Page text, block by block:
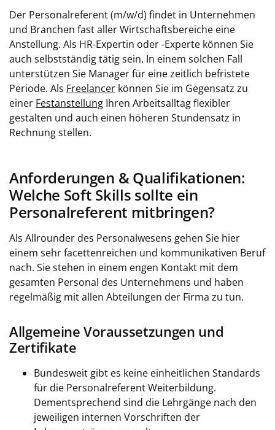
Der Personalreferent (m/w/d) findet in Unternehmen
und Branchen fast aller Wirtschaftsbereiche eine
Anstellung. Als HR-Expertin oder -Experte können Sie
auch selbstständig tätig sein. In einem solchen Fall
unterstützen Sie Manager für eine zeitlich befristete
Periode. Als Freelancer können Sie im Gegensatz zu
einer Festanstellung Ihren Arbeitsalltag flexibler
gestalten und auch einen höheren Stundensatz in
Rechnung stellen.
Anforderungen & Qualifikationen:
Welche Soft Skills sollte ein
Personalreferent mitbringen?
Als Allrounder des Personalwesens gehen Sie hier
einem sehr facettenreichen und kommunikativen Beruf
nach. Sie stehen in einem engen Kontakt mit dem
gesamten Personal des Unternehmens und haben
regelmäßig mit allen Abteilungen der Firma zu tun.
Allgemeine Voraussetzungen und
Zertifikate
Bundesweit gibt es keine einheitlichen Standards
für die Personalreferent Weiterbildung.
Dementsprechend sind die Lehrgänge nach den
jeweiligen internen Vorschriften der